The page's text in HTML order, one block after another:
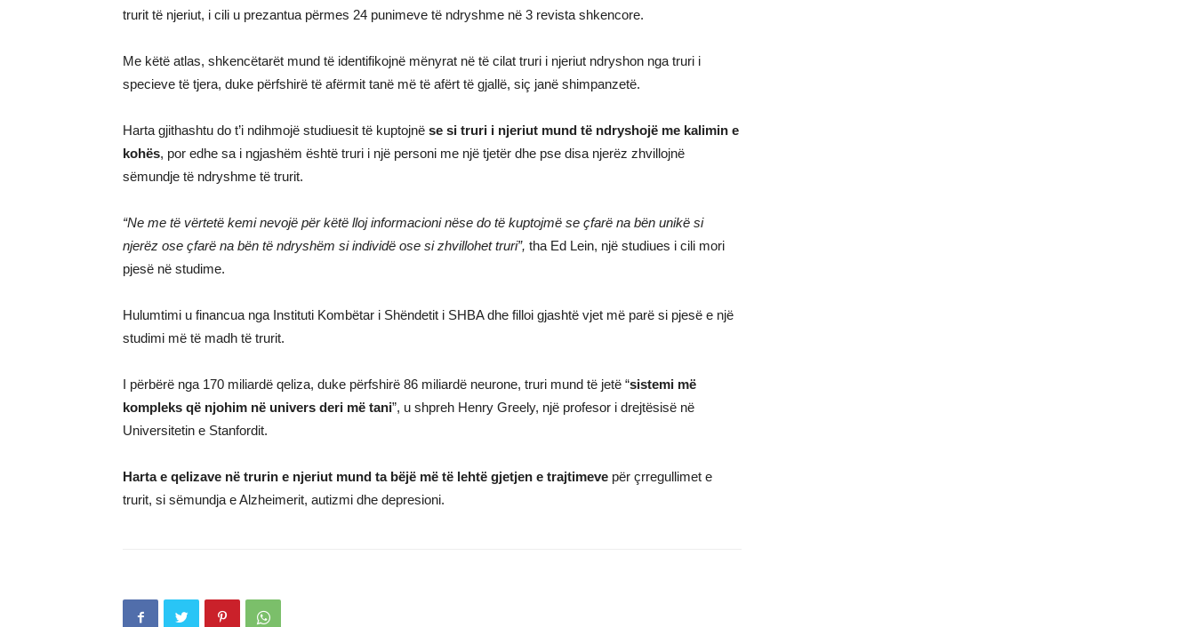
trurit të njeriut, i cili u prezantua përmes 24 punimeve të ndryshme në 3 revista shkencore.
Me këtë atlas, shkencëtarët mund të identifikojnë mënyrat në të cilat truri i njeriut ndryshon nga truri i
specieve të tjera, duke përfshirë të afërmit tanë më të afërt të gjallë, siç janë shimpanzetë.
Harta gjithashtu do t’i ndihmojë studiuesit të kuptojnë se si truri i njeriut mund të ndryshojë me kalimin e
kohës, por edhe sa i ngjashëm është truri i një personi me një tjetër dhe pse disa njerëz zhvillojnë
sëmundje të ndryshme të trurit.
“Ne me të vërtetë kemi nevojë për këtë lloj informacioni nëse do të kuptojmë se çfarë na bën unikë si
njerëz ose çfarë na bën të ndryshëm si individë ose si zhvillohet truri”, tha Ed Lein, një studiues i cili mori
pjesë në studime.
Hulumtimi u financua nga Instituti Kombëtar i Shëndetit i SHBA dhe filloi gjashtë vjet më parë si pjesë e një
studimi më të madh të trurit.
I përbërë nga 170 miliardë qeliza, duke përfshirë 86 miliardë neurone, truri mund të jetë “sistemi më
kompleks që njohim në univers deri më tani”, u shpreh Henry Greely, një profesor i drejtësisë në
Universitetin e Stanfordit.
Harta e qelizave në trurin e njeriut mund ta bëjë më të lehtë gjetjen e trajtimeve për çrregullimet e
trurit, si sëmundja e Alzheimerit, autizmi dhe depresioni.